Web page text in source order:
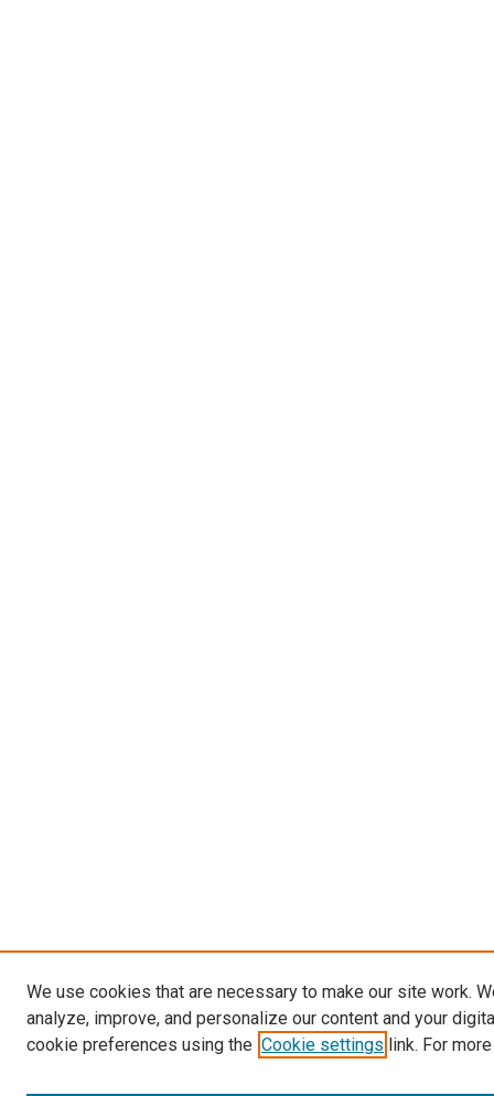
We use cookies that are necessary to make our site work.
analyze, improve, and personalize our content and your
cookie preferences using the Cookie settings link. For